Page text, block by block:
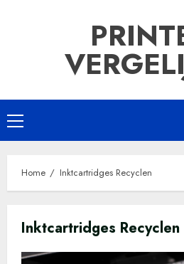
Primair
menu
Home Inktcartridges Recyclen
Inktcartridges Recyclen